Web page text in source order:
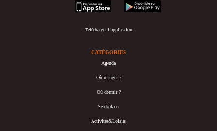
appstore
googleplay
Télécharger l’application
CATÉGORIES
Agenda
Où manger ?
Où dormir ?
Se déplacer
Activités&Loisirs